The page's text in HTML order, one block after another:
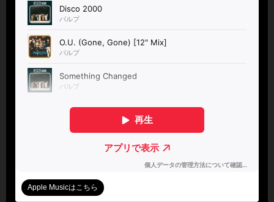
Apple Musicはこちら